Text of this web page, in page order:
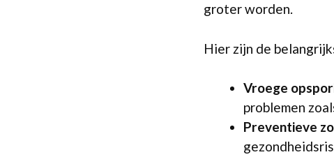
groter worden.
Hier zijn de
Vroege
problemen
Preventieve